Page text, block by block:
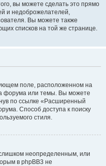
вы можете сделать это прямо
и недоброжелателей,
Вы можете также
списков на той же странице.
поле, расположенном на
форума или темы. Вы можете
по ссылке «Расширенный
Способ доступа к поиску
стиля.
неопределенным, или
в phpBB3 не